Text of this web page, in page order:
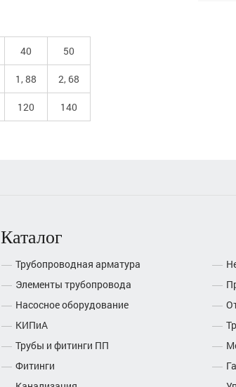
40 50
1, 88 2, 68
120 140
Каталог
Трубопроводная арматура
Элементы трубопровода
Насосное оборудование
КИПиА
Трубы и фитинги ПП
Фитинги